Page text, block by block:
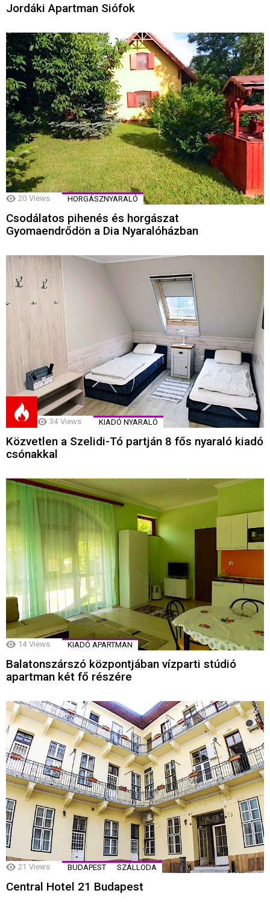
Jordáki Apartman Siófok
20 Views HORGÁSZNYARALÓ
Csodálatos pihenés és horgászat
Gyomaendrődön a Dia Nyaralóházban
34 Views KIADÓ NYARALÓ
Közvetlen a Szelidi-Tó partján 8 fős nyaraló kiadó
csónakkal
14 Views KIADÓ APARTMAN
Balatonszárszó központjában vízparti stúdió
apartman két fő részére
21 Views BUDAPEST SZÁLLODA
Central Hotel 21 Budapest